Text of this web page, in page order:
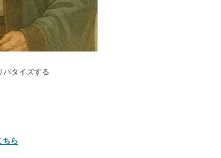
バタイズする
ちら